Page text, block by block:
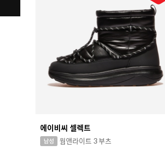
에이비씨 셀렉트
웜앤라이트 3 부츠